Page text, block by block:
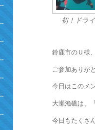
初！ドラ
鈴鹿市のＵ様
ご参加ありが
今日はこのメ
大瀬漁礁は、
今日もたくさ